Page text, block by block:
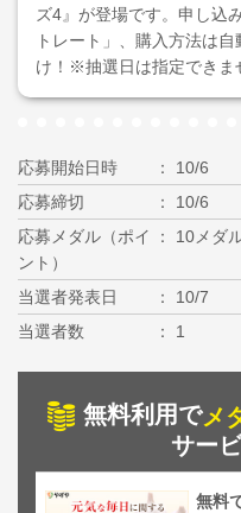
ズ4』が登場です。申し込
トレート」、購入方法は
け！※抽選日は指定できま
応募開始日時
10/6
応募締切
10/6
応募メダル（ポイ
ント）
10メダ
当選者発表日
10/7
当選者数
1
無料利用でメ
サー
無料